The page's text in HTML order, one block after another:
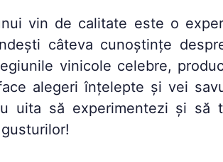
vin de calitate este o
câteva cunoștințe
vinicole celebre,
alegeri înțelepte și vei
uita să experimentezi și să